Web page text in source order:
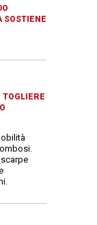
SOSTIENE
TOGLIERE